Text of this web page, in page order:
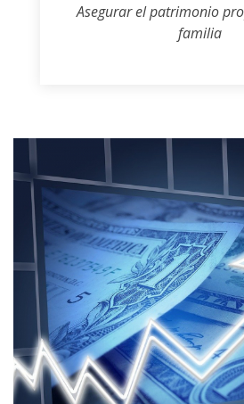
Asegurar el patrimonio
familia